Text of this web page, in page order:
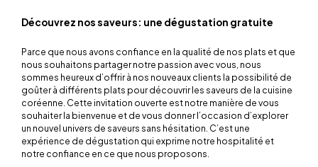
Découvrez nos saveurs: une dégustation gratuite
Parce que nous avons confiance en la qualité de nos plats et que
nous souhaitons partager notre passion avec vous, nous
sommes heureux d’offrir à nos nouveaux clients la possibilité de
goûter à différents plats pour découvrir les saveurs de la cuisine
coréenne. Cette invitation ouverte est notre manière de vous
souhaiter la bienvenue et de vous donner l’occasion d’explorer
un nouvel univers de saveurs sans hésitation. C’est une
expérience de dégustation qui exprime notre hospitalité et
notre confiance en ce que nous proposons.